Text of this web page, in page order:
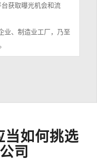
获取曝光机会和流
业、制造业工厂，乃至
当如何挑选
司